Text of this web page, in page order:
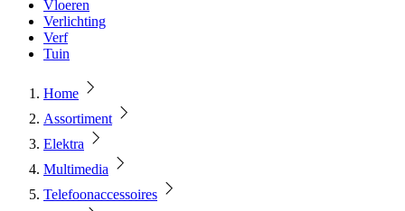
Vloeren
Verlichting
Verf
Tuin
Home
Assortiment
Elektra
Multimedia
Telefoonaccessoires